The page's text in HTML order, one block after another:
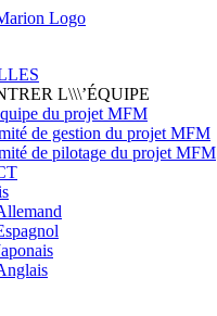
L\\\’ÉQUIPE
du projet MFM
de gestion du projet MFM
de pilotage du projet MFM